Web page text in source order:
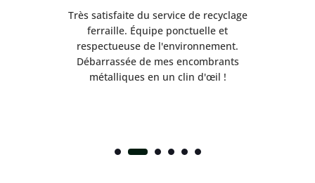
Très satisfaite du service de recyclage
ferraille. Équipe ponctuelle et
respectueuse de l'environnement.
Débarrassée de mes encombrants
métalliques en un clin d'œil !